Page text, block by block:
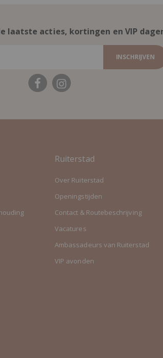
laatste acties, kortingen en VIP
INSCHRIJVEN
Ruiterstad
Over Ruiterstad
Openingstijden
Contact & Routebeschrijving
Vacatures
Ambassadeurs van Ruiterstad
VIP avonden